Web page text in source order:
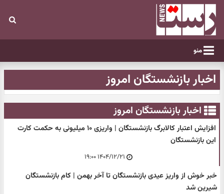
منو
اخبار بازنشستگان امروز
اخبار بازنشستگان امروز
افزایش اعتبار کالابرگ بازنشستگان | واریزی ۱۰ میلیونی به حکمت کارت
این بازنشستگان
۱۴۰۴/۱۲/۲۱ ۱۹:۰۰
خبر خوش از واریز عیدی بازنشستگان تا آخر بهمن | کام بازنشستگان
شیرین شد